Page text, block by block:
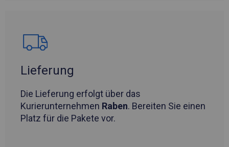
Lieferung
Die Lieferung erfolgt über das
Kurierunternehmen Raben. Bereiten Sie einen
Platz für die Pakete vor.